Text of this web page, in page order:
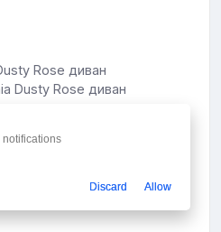
Dusty Rose диван
диван в интерьере
notifications
Discard Allow